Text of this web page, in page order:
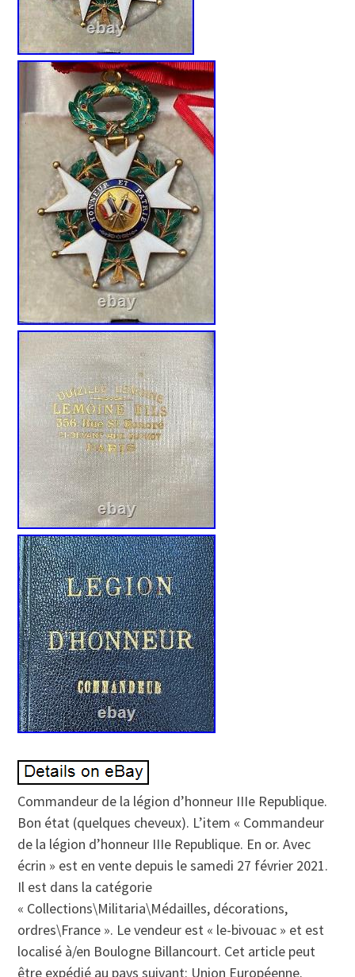
Commandeur de la légion d’honneur IIIe Republique.
Bon état (quelques cheveux). L’item « Commandeur
de la légion d’honneur IIIe Republique. En or. Avec
écrin » est en vente depuis le samedi 27 février 2021.
Il est dans la catégorie
« Collections\Militaria\Médailles, décorations,
ordres\France ». Le vendeur est « le-bivouac » et est
localisé à/en Boulogne Billancourt. Cet article peut
être expédié au pays suivant: Union Européenne.